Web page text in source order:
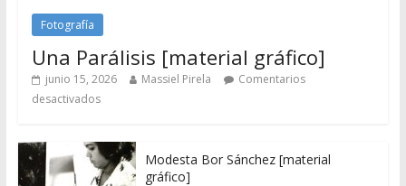
Fotografía
Una Parálisis [material gráfico]
junio 15, 2026 Massiel Pirela
Comentarios
desactivados
Modesta Bor Sánchez [material
gráfico]